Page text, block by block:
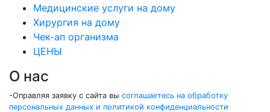
Медицинские услуги на дому
Хирургия на дому
Чек-ап организма
ЦЕНЫ
О нас
-Оправляя заявку с сайта вы соглашаетесь на обработку
персональных данных и политикой конфиденциальности